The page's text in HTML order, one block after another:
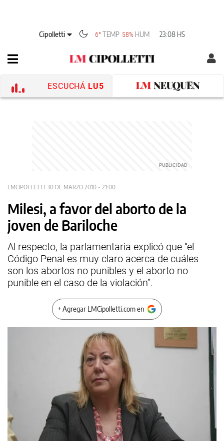
Cipolletti 6° TEMP 58% HUM 23:08 HS
ESCUCHÁ LU5
LMCIPOLLETTI 30 DE MARZO 2010 - 21:00
Milesi, a favor del aborto de la
joven de Bariloche
Al respecto, la parlamentaria explicó que “el
Código Penal es muy claro acerca de cuáles
son los abortos no punibles y el aborto no
punible en el caso de la violación”.
+ Agregar LMCipolletti.com en